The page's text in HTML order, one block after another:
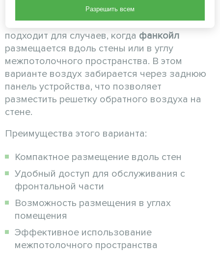
Конфигурация с задним забором воздуха
подходит для случаев, когда фанкойл
размещается вдоль стены или в углу
межпотолочного пространства. В этом
варианте воздух забирается через заднюю
панель устройства, что позволяет
разместить решетку обратного воздуха на
стене.
Преимущества этого варианта:
Компактное размещение вдоль стен
Удобный доступ для обслуживания с
фронтальной части
Возможность размещения в углах
помещения
Эффективное использование
межпотолочного пространства
Разрешить всем